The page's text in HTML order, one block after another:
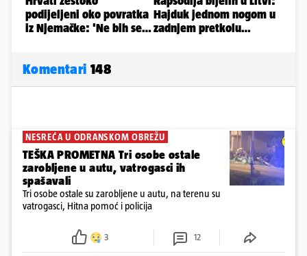
Komentari 148
NESREĆA U ODRANSKOM OBREŽU
TEŠKA PROMETNA Tri osobe ostale
zarobljene u autu, vatrogasci ih
spašavali
Tri osobe ostale su zarobljene u autu, na terenu su
vatrogasci, Hitna pomoć i policija
3 12